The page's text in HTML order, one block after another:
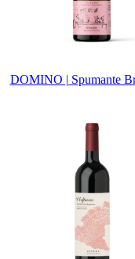
DOMINO | Spumante